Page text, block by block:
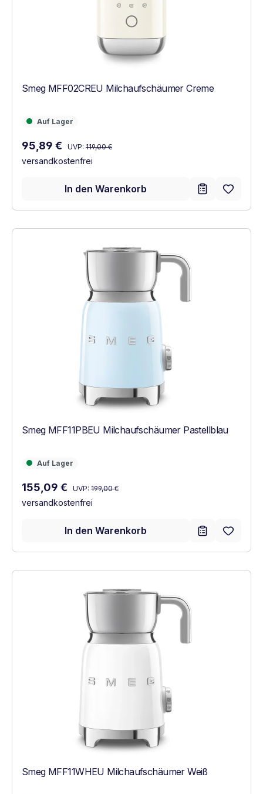
Smeg MFF02CREU Milchaufschäumer Creme
Auf Lager
Auf Lager
Verkaufspreis:
95,89 € Regulärer Preis:
UVP: 119,00 €
versandkostenfrei
In den Warenkorb
Smeg MFF11PBEU Milchaufschäumer Pastellblau
Auf Lager
Auf Lager
Verkaufspreis:
155,09 € Regulärer Preis:
UVP: 199,00 €
versandkostenfrei
In den Warenkorb
Smeg MFF11WHEU Milchaufschäumer Weiß